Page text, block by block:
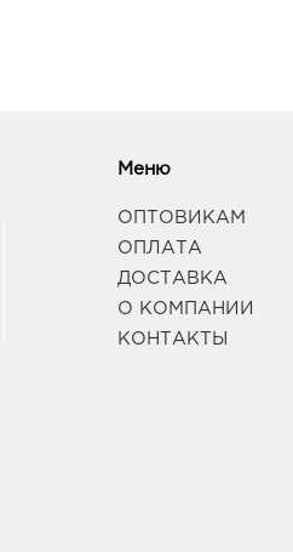
Меню
ОПТОВИКАМ
ОПЛАТА
ДОСТАВКА
О КОМПАНИИ
КОНТАКТЫ